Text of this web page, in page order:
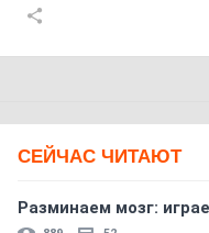
СЕЙЧАС ЧИТАЮТ
Разминаем мозг: